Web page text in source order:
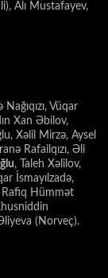
Alı Mustafayev,
Vüqar
Xan Əbilov,
Xəlil Mirzə, Aysel
Rafailqızı, Əli
, Taleh Xəlilov,
İsmayılzadə,
Rafiq Hümmət
(Norveç).